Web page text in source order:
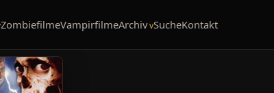
ZombiefilmeVampirfilmeArchiv SucheKontakt